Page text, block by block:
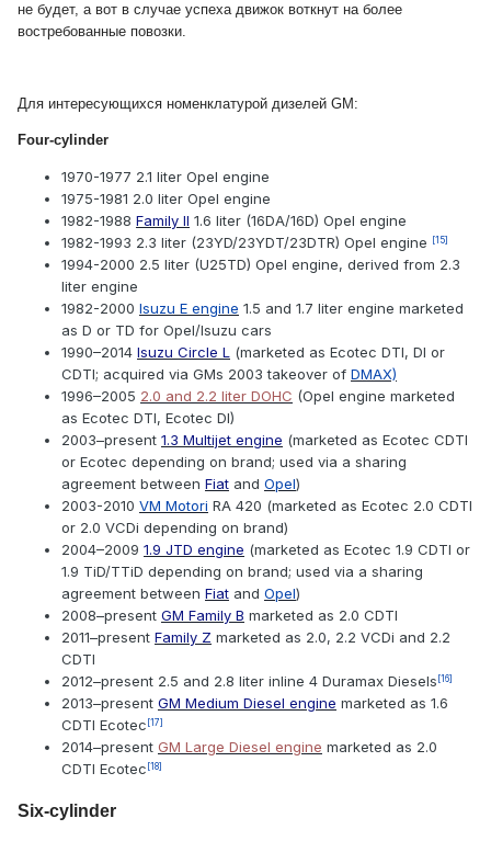
не будет, а вот в случае успеха движок воткнут на более
востребованные повозки.
Для интересующихся номенклатурой дизелей GM:
Four-cylinder
1970-1977 2.1 liter Opel engine
1975-1981 2.0 liter Opel engine
1982-1988 Family II 1.6 liter (16DA/16D) Opel engine
1982-1993 2.3 liter (23YD/23YDT/23DTR) Opel engine
[15]
1994-2000 2.5 liter (U25TD) Opel engine, derived from 2.3
liter engine
1982-2000 Isuzu E engine 1.5 and 1.7 liter engine marketed
as D or TD for Opel/Isuzu cars
1990–2014 Isuzu Circle L (marketed as Ecotec DTI, DI or
CDTI; acquired via GMs 2003 takeover of DMAX)
1996–2005 2.0 and 2.2 liter DOHC (Opel engine marketed
as Ecotec DTI, Ecotec DI)
2003–present 1.3 Multijet engine (marketed as Ecotec CDTI
or Ecotec depending on brand; used via a sharing
agreement between Fiat and Opel)
2003-2010 VM Motori RA 420 (marketed as Ecotec 2.0 CDTI
or 2.0 VCDi depending on brand)
2004–2009 1.9 JTD engine (marketed as Ecotec 1.9 CDTI or
1.9 TiD/TTiD depending on brand; used via a sharing
agreement between Fiat and Opel)
2008–present GM Family B marketed as 2.0 CDTI
2011–present Family Z marketed as 2.0, 2.2 VCDi and 2.2
CDTI
2012–present 2.5 and 2.8 liter inline 4 Duramax Diesels [16]
2013–present GM Medium Diesel engine marketed as 1.6
CDTI Ecotec [17]
2014–present GM Large Diesel engine marketed as 2.0
CDTI Ecotec [18]
Six-cylinder